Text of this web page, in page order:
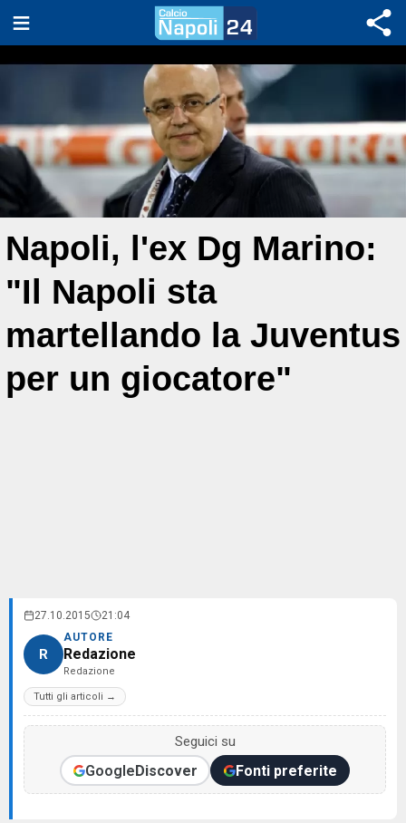
Napoli, l'ex Dg Marino:
"Il Napoli sta
martellando la Juventus
per un giocatore"
27.10.2015 21:04
R
AUTORE
Redazione
Redazione
Tutti gli articoli →
Seguici su
GoogleDiscover Fonti preferite